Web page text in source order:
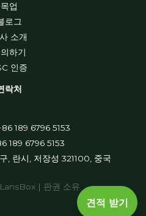
목업
로그
소개
하기
인증
락처
189 6796 5153
189 6796 5153
, 란시, 저장성 321100, 중국
| 판권 소유
견적 받기